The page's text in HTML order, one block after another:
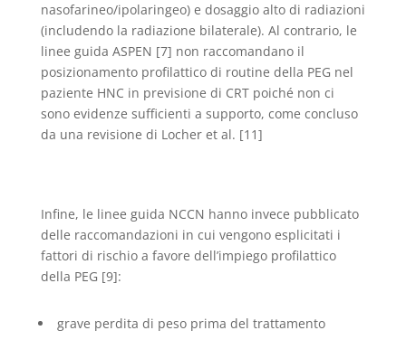
nasofarineo/ipolaringeo) e dosaggio alto di radiazioni
(includendo la radiazione bilaterale). Al contrario, le
linee guida ASPEN [7] non raccomandano il
posizionamento profilattico di routine della PEG nel
paziente HNC in previsione di CRT poiché non ci
sono evidenze sufficienti a supporto, come concluso
da una revisione di Locher et al. [11]
Infine, le linee guida NCCN hanno invece pubblicato
delle raccomandazioni in cui vengono esplicitati i
fattori di rischio a favore dell’impiego profilattico
della PEG [9]:
grave perdita di peso prima del trattamento